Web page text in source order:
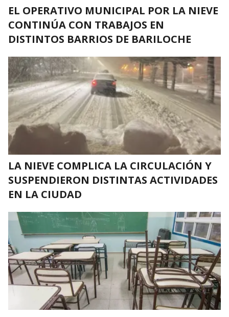
EL OPERATIVO MUNICIPAL POR LA NIEVE
CONTINÚA CON TRABAJOS EN
DISTINTOS BARRIOS DE BARILOCHE
LA NIEVE COMPLICA LA CIRCULACIÓN Y
SUSPENDIERON DISTINTAS ACTIVIDADES
EN LA CIUDAD